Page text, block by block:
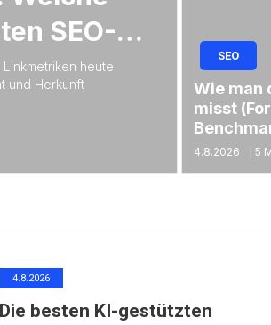
SEO-
heute
und Herkunft
SEO
Wie man
misst
4.8.2026 5
4.8.2026
Die besten KI-gestützten